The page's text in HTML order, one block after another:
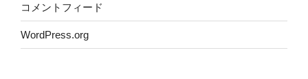
コメントフィード
WordPress.org